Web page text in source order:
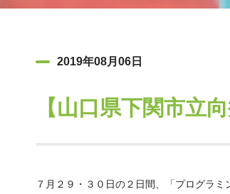
2019年08月06日
【山口県下関市立
７月２９・３０日の２日間、「プログラミ